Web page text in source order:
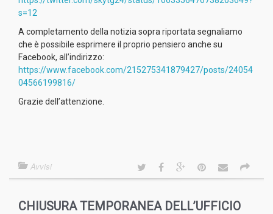
s=12
A completamento della notizia sopra riportata segnaliamo
che è possibile esprimere il proprio pensiero anche su
Facebook, all’indirizzo:
https://www.facebook.com/215275341879427/posts/24054
04566199816/
Grazie dell’attenzione.
Avvisi
CHIUSURA TEMPORANEA DELL’UFFICIO